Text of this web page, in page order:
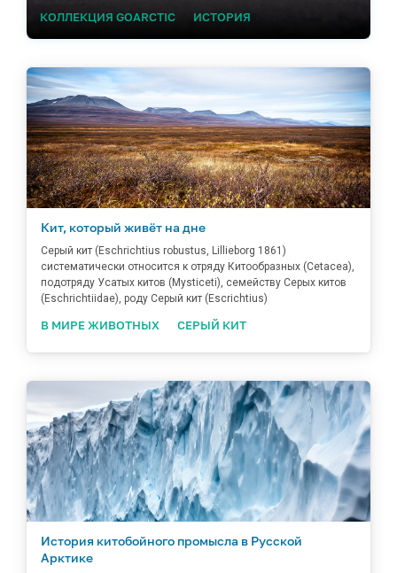
КОЛЛЕКЦИЯ GOARCTIC ИСТОРИЯ
Кит, который живёт на дне
Серый кит (Eschrichtius robustus, Lillieborg 1861)
систематически относится к отряду Китообразных (Cetacea),
подотряду Усатых китов (Mysticeti), семейству Серых китов
(Eschrichtiidae), роду Серый кит (Escrichtius)
В МИРЕ ЖИВОТНЫХ СЕРЫЙ КИТ
История китобойного промысла в Русской
Арктике